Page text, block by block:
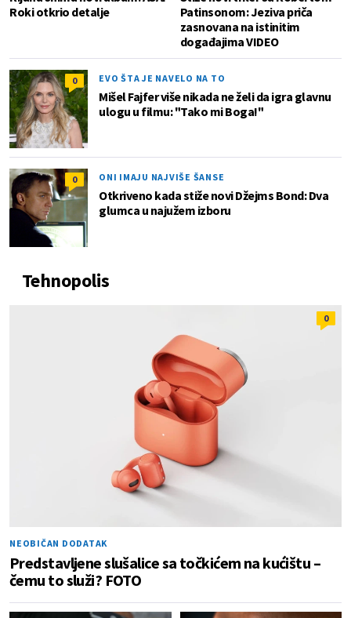
Roki otkrio detalje
Patinsonom: Jeziva priča
zasnovana na istinitim
događajima VIDEO
0 EVO ŠTA JE NAVELO NA TO
Mišel Fajfer više nikada ne želi da igra glavnu
ulogu u filmu: "Tako mi Boga!"
0 ONI IMAJU NAJVIŠE ŠANSE
Otkriveno kada stiže novi Džejms Bond: Dva
glumca u najužem izboru
Tehnopolis
0
NEOBIČAN DODATAK
Predstavljene slušalice sa točkićem na kućištu –
čemu to služi? FOTO